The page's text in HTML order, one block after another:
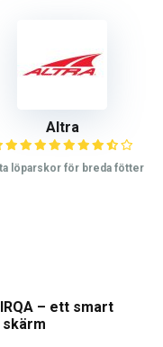
Altra
löparskor för breda fötter
– ett smart